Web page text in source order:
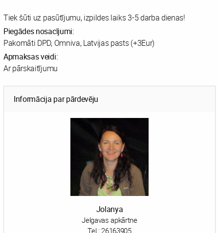
Tiek šūti uz pasūtījumu, izpildes laiks 3-5 darba dienas!
Piegādes nosacījumi:
Pakomāti DPD, Omniva, Latvijas pasts (+3Eur)
Apmaksas veidi:
Ar pārskaitījumu
Informācija par pārdevēju
Jolanya
Jelgavas apkārtne
Tel.:26163905